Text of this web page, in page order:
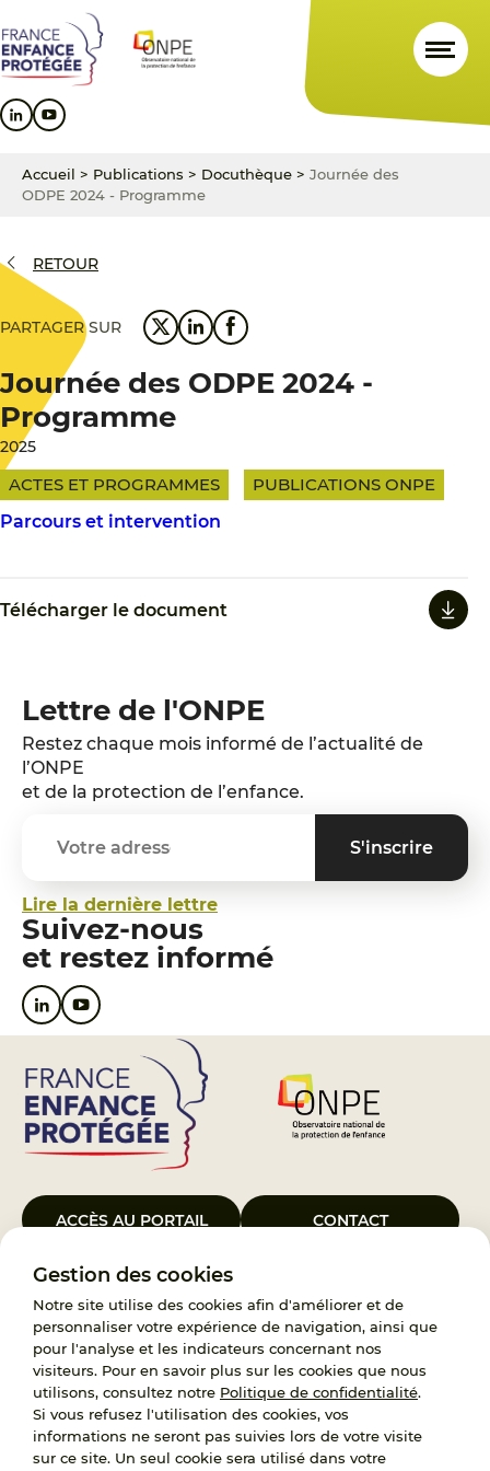
Gestion des cookies
Notre site utilise des cookies afin d'améliorer et de
personnaliser votre expérience de navigation, ainsi que
pour l'analyse et les indicateurs concernant nos
visiteurs. Pour en savoir plus sur les cookies que nous
utilisons, consultez notre Politique de confidentialité.
Si vous refusez l'utilisation des cookies, vos
informations ne seront pas suivies lors de votre visite
sur ce site. Un seul cookie sera utilisé dans votre
au
contenu
principal
au
menu
principal
au
pied
de
Accueil > Publications > Docuthèque > Journée des
ODPE 2024 - Programme
RETOUR
PARTAGER SUR
Journée des ODPE 2024 -
Programme
2025
ACTES ET PROGRAMMES
PUBLICATIONS ONPE
Parcours et intervention
Télécharger le document
Lettre de l'ONPE
Restez chaque mois informé de l’actualité de
l’ONPE
et de la protection de l’enfance.
Lire la dernière lettre
Suivez-nous
et restez informé
ACCÈS AU PORTAIL CONTACT
Le Groupement d’Intérêt Public France Enfance Protégée, créé le 5
janvier 2023, a pour objet d’assurer les missions de service public du
119, d’accompagnement des adoptants et de traitement des
demandes d’accès aux origines personnelles. France Enfance
Protégée est également un observatoire et une ressource pour
l’ensemble des professionnels, ainsi qu’un appui à l’élaboration de la
politique publique à travers le soutien à l’activité des conseils
nationaux.